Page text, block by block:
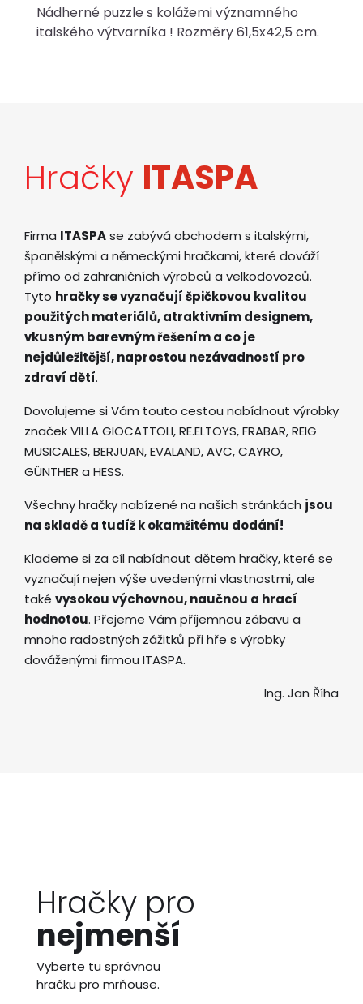
Nádherné puzzle s kolážemi významného
italského výtvarníka ! Rozměry 61,5x42,5 cm.
Hračky ITASPA
Firma ITASPAse zabývá obchodem s italskými,
španělskými a německými hračkami, které dováží
přímo od zahraničních výrobců a velkodovozců.
Tyto hračky se vyznačují špičkovou kvalitou
použitých materiálů, atraktivním designem,
vkusným barevným řešením a co je
nejdůležitější, naprostou nezávadností pro
zdraví dětí.
Dovolujeme si Vám touto cestou nabídnout výrobky
značek VILLA GIOCATTOLI, RE.ELTOYS, FRABAR, REIG
MUSICALES, BERJUAN, EVALAND, AVC, CAYRO,
GÜNTHER a HESS.
Všechny hračky nabízené na našich stránkách jsou
na skladě a tudíž k okamžitému dodání!
Klademe si za cíl nabídnout dětem hračky, které se
vyznačují nejen výše uvedenými vlastnostmi, ale
také vysokou výchovnou, naučnou a hrací
hodnotou. Přejeme Vám příjemnou zábavu a
mnoho radostných zážitků při hře s výrobky
dováženými firmou ITASPA.
Ing. Jan Říha
Hračky pro
nejmenší
Vyberte tu správnou
hračku pro mrňouse.